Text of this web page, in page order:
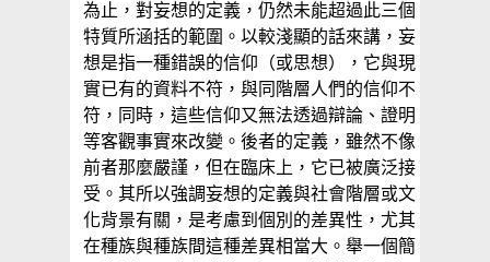
為止，對妄想的定義，仍然未能超過此三個
特質所涵括的範圍。以較淺顯的話來講，妄
想是指一種錯誤的信仰（或思想），它與現
實已有的資料不符，與同階層人們的信仰不
符，同時，這些信仰又無法透過辯論、證明
等客觀事實來改變。後者的定義，雖然不像
前者那麼嚴謹，但在臨床上，它已被廣泛接
受。其所以強調妄想的定義與社會階層或文
化背景有關，是考慮到個別的差異性，尤其
在種族與種族間這種差異相當大。舉一個簡